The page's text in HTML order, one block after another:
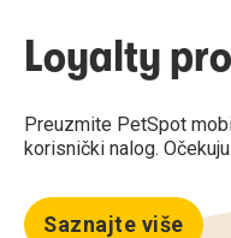
Loyalty
Preuzmite PetSpot
korisnički nalog.
Saznajte više